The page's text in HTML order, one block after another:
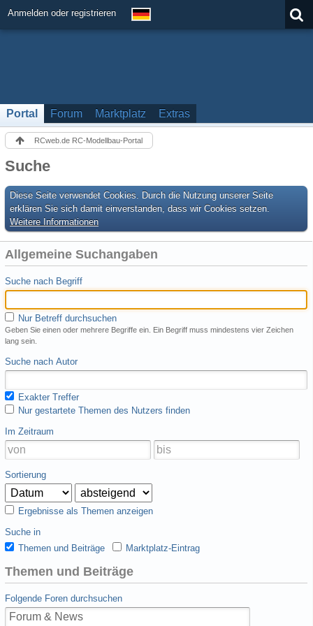
Anmelden oder registrieren
Portal Forum Marktplatz Extras
RCweb.de RC-Modellbau-Portal
Suche
Diese Seite verwendet Cookies. Durch die Nutzung unserer Seite
erklären Sie sich damit einverstanden, dass wir Cookies setzen.
Weitere Informationen
Allgemeine Suchangaben
Suche nach Begriff
Nur Betreff durchsuchen
Geben Sie einen oder mehrere Begriffe ein. Ein Begriff muss mindestens vier Zeichen
lang sein.
Suche nach Autor
Exakter Treffer
Nur gestartete Themen des Nutzers finden
Im Zeitraum
Sortierung
Ergebnisse als Themen anzeigen
Suche in
Themen und Beiträge
Marktplatz-Eintrag
Themen und Beiträge
Folgende Foren durchsuchen